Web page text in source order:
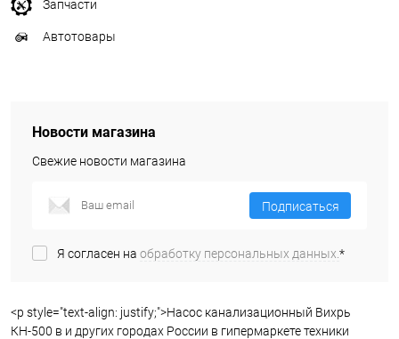
Запчасти
Автотовары
Новости магазина
Свежие новости магазина
Подписаться
Я согласен на обработку персональных данных.*
<p style="text-align: justify;">Насос канализационный Вихрь
КН-500 в и других городах России в гипермаркете техники